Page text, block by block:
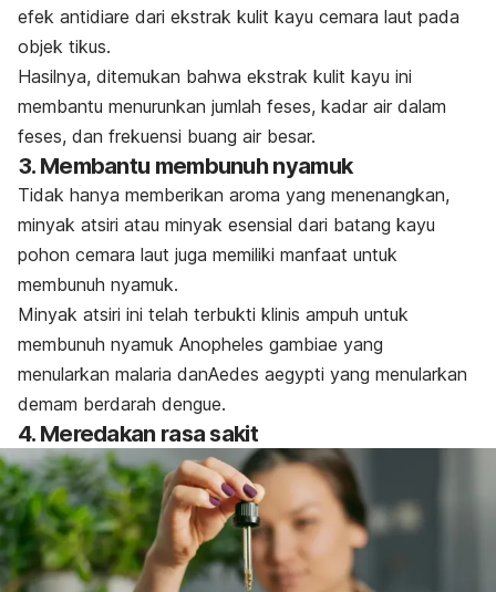
efek antidiare dari ekstrak kulit kayu cemara laut pada
objek tikus.
Hasilnya, ditemukan bahwa ekstrak kulit kayu ini
membantu menurunkan jumlah feses, kadar air dalam
feses, dan frekuensi buang air besar.
3. Membantu membunuh nyamuk
Tidak hanya memberikan aroma yang menenangkan,
minyak atsiri atau minyak esensial dari batang kayu
pohon cemara laut juga memiliki manfaat untuk
membunuh nyamuk.
Minyak atsiri ini telah terbukti klinis ampuh untuk
membunuh nyamuk Anopheles gambiae yang
menularkan malaria danAedes aegypti yang menularkan
demam berdarah dengue.
4. Meredakan rasa sakit